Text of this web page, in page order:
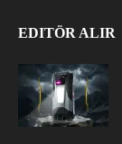
EDITÖR ALIR